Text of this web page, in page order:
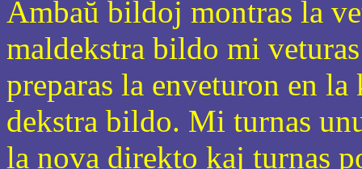
Ambaŭ bildoj montras la
maldekstra bildo mi
preparas la enveturon en
dekstra bildo. Mi turnas
la nova direkto kaj turnas